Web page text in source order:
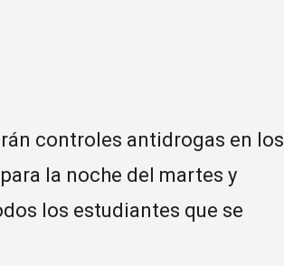
controles antidrogas en los
la noche del martes y
los estudiantes que se